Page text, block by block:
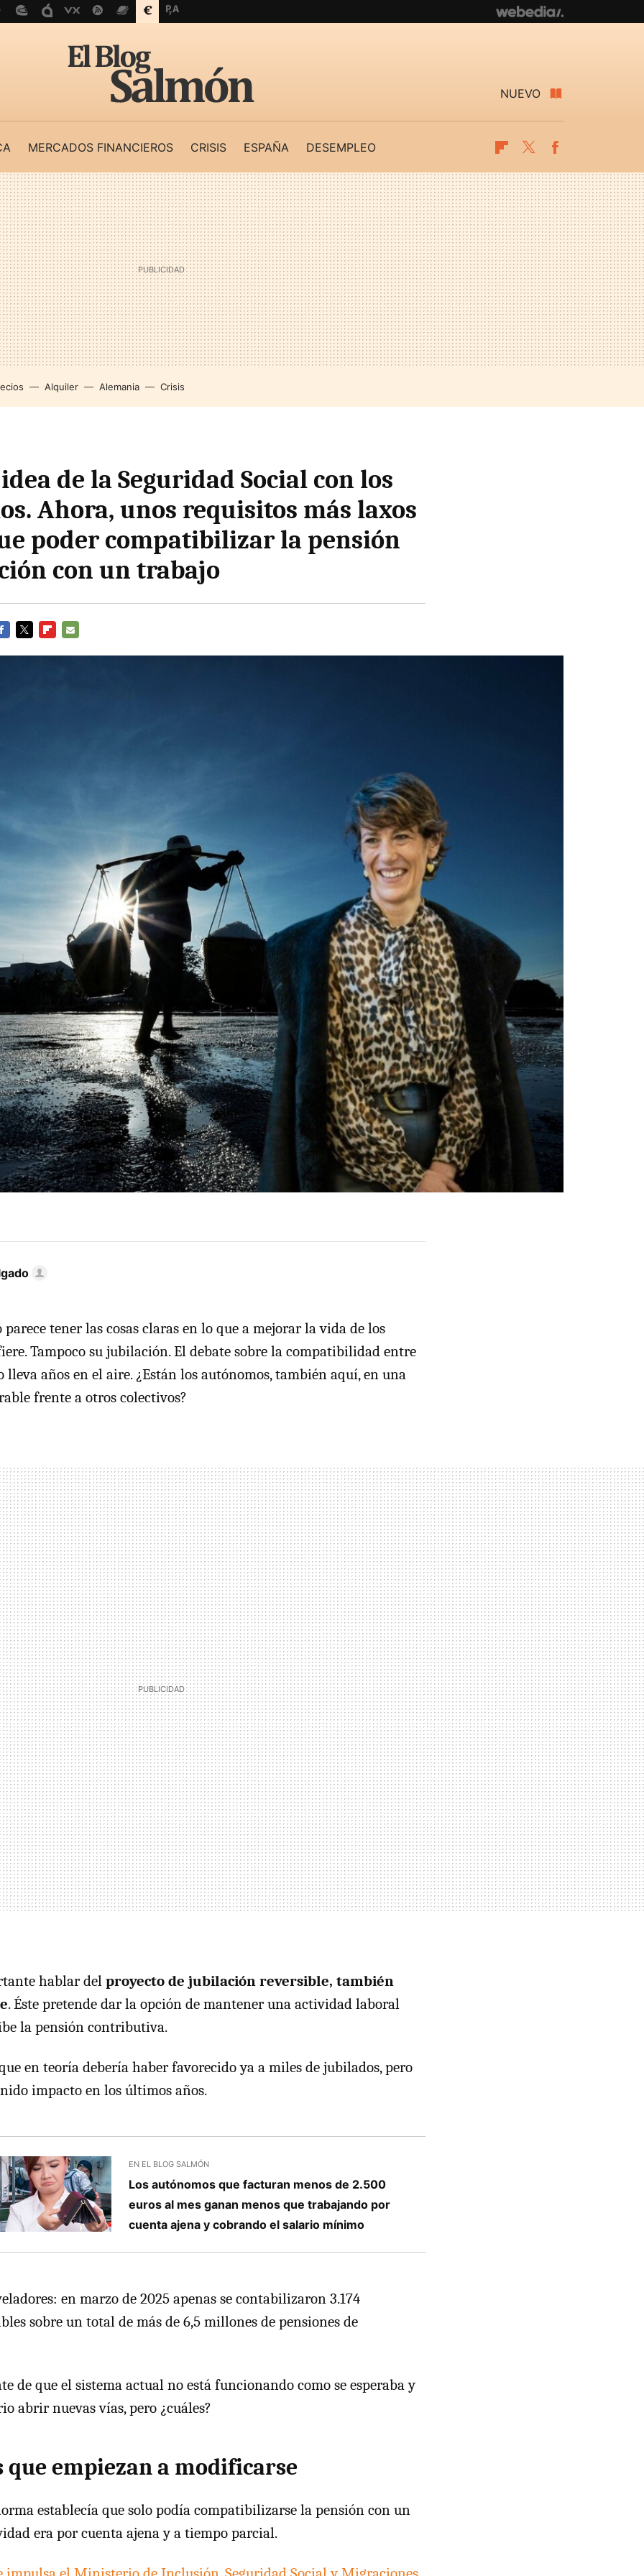
NUEVO
MERCADOS FINANCIEROS CRISIS ESPAÑA DESEMPLEO Flipboard
Twitter
Alquiler Alemania Crisis
de la Seguridad Social con los
Ahora, unos requisitos más laxos
poder compatibilizar la pensión
con un trabajo
tener las cosas claras en lo que a mejorar la vida de los
Tampoco su jubilación. El debate sobre la compatibilidad entre
lleva años en el aire. ¿Están los autónomos, también aquí, en una
frente a otros colectivos?
hablar del proyecto de jubilación reversible, también
. Éste pretende dar la opción de mantener una actividad laboral
la pensión contributiva.
en teoría debería haber favorecido ya a miles de jubilados, pero
impacto en los últimos años.
EN EL BLOG SALMÓN
Los autónomos que facturan menos de 2.500
euros al mes ganan menos que trabajando por
cuenta ajena y cobrando el salario mínimo
en marzo de 2025 apenas se contabilizaron 3.174
sobre un total de más de 6,5 millones de pensiones de
de que el sistema actual no está funcionando como se esperaba y
abrir nuevas vías, pero ¿cuáles?
que empiezan a modificarse
establecía que solo podía compatibilizarse la pensión con un
era por cuenta ajena y a tiempo parcial.